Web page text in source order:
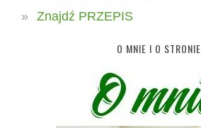
Znajdź PRZEPIS
O MNIE I O STRONIE